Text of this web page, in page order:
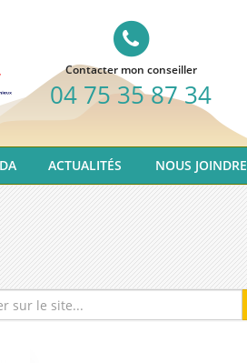
Contacter mon conseiller
04 75 35 87 34
ACTUALITÉS NOUS JOINDRE